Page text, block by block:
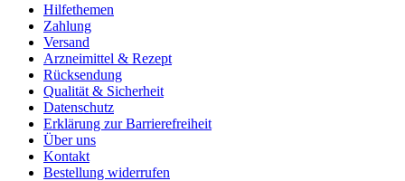
Hilfethemen
Zahlung
Versand
Arzneimittel & Rezept
Rücksendung
Qualität & Sicherheit
Datenschutz
Erklärung zur Barrierefreiheit
Über uns
Kontakt
Bestellung widerrufen